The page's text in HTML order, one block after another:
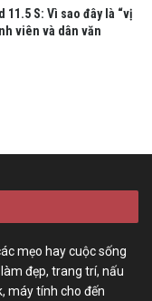
11.5 S: Vì sao đây là “vị
viên và dân văn
mẹo hay cuộc sống
đẹp, trang trí, nấu
máy tính cho đến